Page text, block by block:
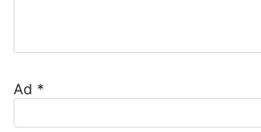
Ad *